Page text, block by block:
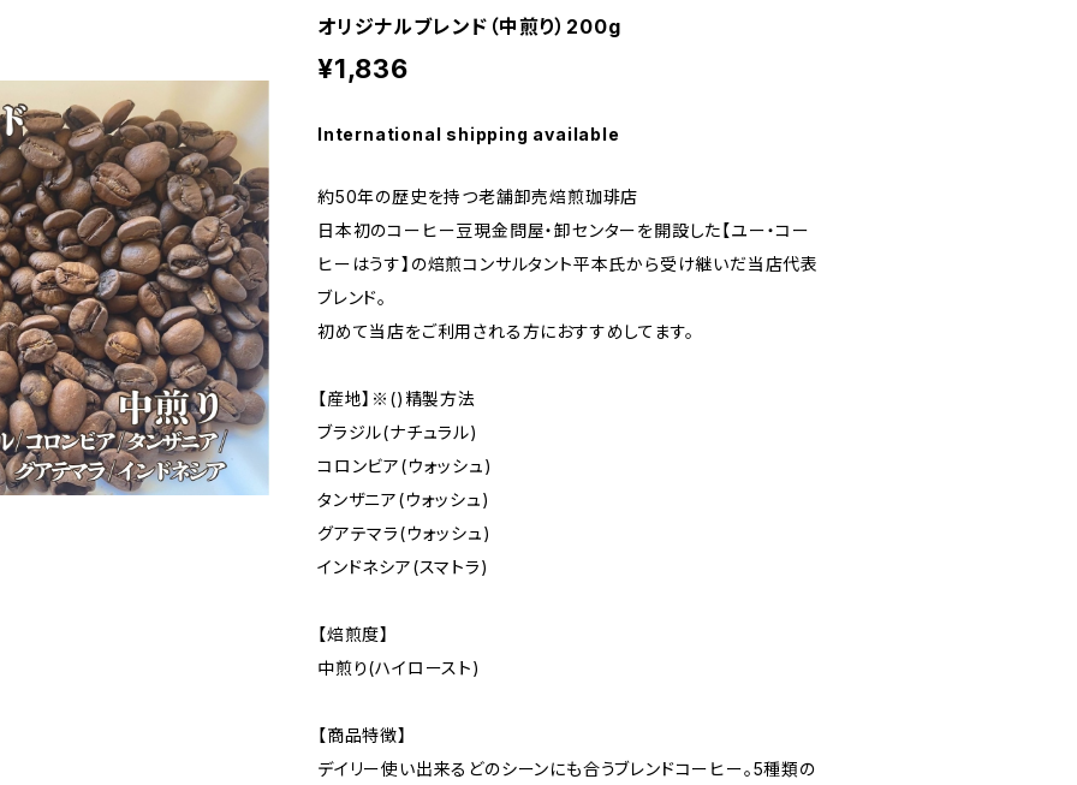
オリジナルブレンド（中煎り）200g
¥1,836
International shipping available
約50年の歴史を持つ老舗卸売焙煎珈琲店
日本初のコーヒー豆現金問屋・卸センターを開設した【ユー・コー
ヒーはうす】の焙煎コンサルタント平本氏から受け継いだ当店代表
ブレンド。
初めて当店をご利用される方におすすめしてます。
【産地】※()精製方法
ブラジル(ナチュラル)
コロンビア(ウォッシュ)
タンザニア(ウォッシュ)
グアテマラ(ウォッシュ)
インドネシア(スマトラ)
【焙煎度】
中煎り(ハイロースト)
【商品特徴】
デイリー使い出来るどのシーンにも合うブレンドコーヒー。5種類の